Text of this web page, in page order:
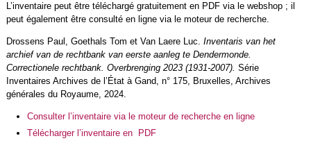
L’inventaire peut être téléchargé gratuitement en PDF via le webshop ; il
peut également être consulté en ligne via le moteur de recherche.
Drossens Paul, Goethals Tom et Van Laere Luc. Inventaris van het
archief van de rechtbank van eerste aanleg te Dendermonde.
Correctionele rechtbank. Overbrenging 2023 (1931-2007). Série
Inventaires Archives de l’État à Gand, n° 175, Bruxelles, Archives
générales du Royaume, 2024.
Consulter l’inventaire via le moteur de recherche en ligne
Télécharger l’inventaire en PDF